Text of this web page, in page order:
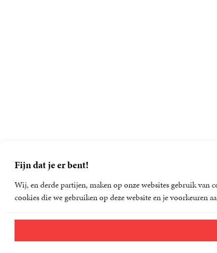
Fijn dat je er bent!
Wij, en derde partijen, maken op onze websites gebruik van
cookies die we gebruiken op deze website en je voorkeuren